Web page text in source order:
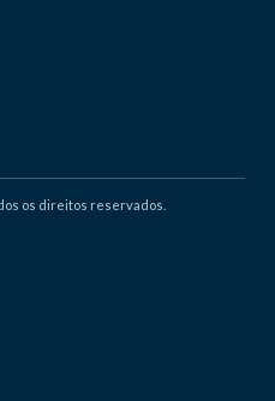
os direitos reservados.